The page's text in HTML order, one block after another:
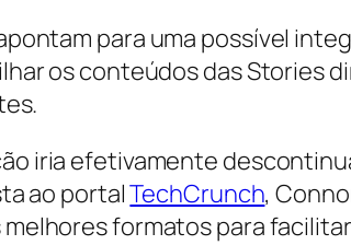
para uma possível
os conteúdos das Stories
iria efetivamente
ao portalTechCrunch,
formatos para